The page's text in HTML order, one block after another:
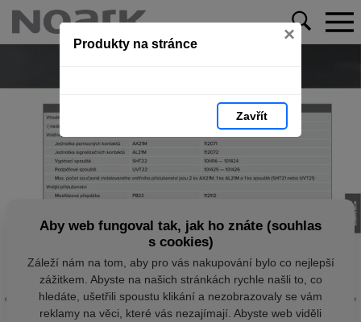
Produkty na stránce ×
Zavřít
Aby web fungoval tak, jak ho znáte (souhlas
s cookies)
Záleží nám na tom, aby pro vás nakupování bylo co nejlepší
zážitkem. Abyste na našich stránkách rychle našli to, co
hledáte, ušetřili spoustu klikání a nezobrazovaly se vám
reklamy na věci, které vás nezajímají. Abyste web viděli